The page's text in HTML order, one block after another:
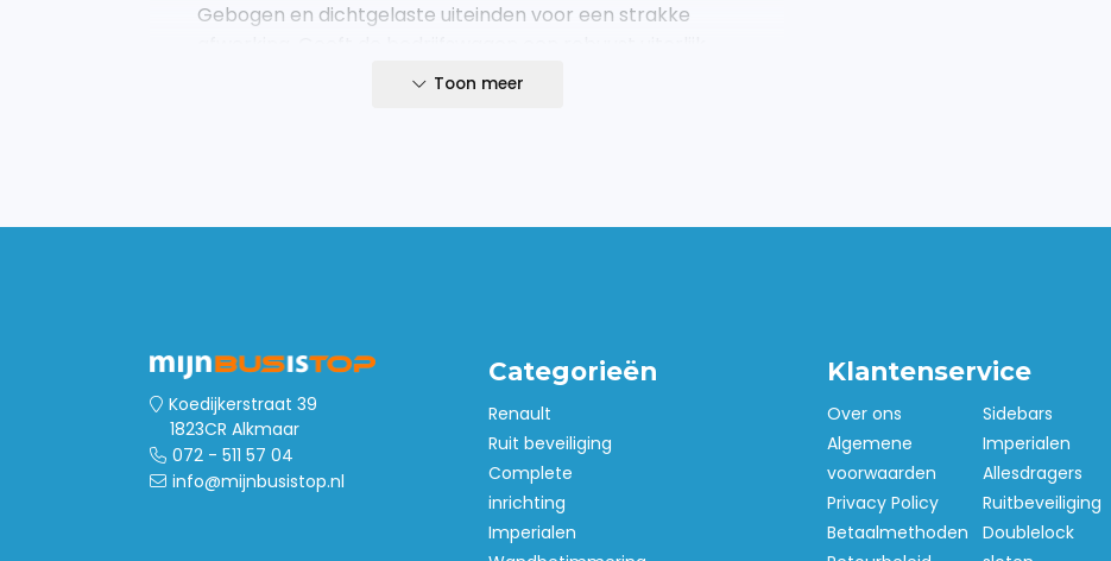
Gebogen en dichtgelaste uiteinden voor een strakke
Veiligheid en functionaliteit
Eenvoudig te monteren op jouw bedrijfswagen. De sidebars
Compleet geleverd
De set sidebars wordt geleverd inclusief montagematerialen
en een montagehandleiding. Heb jij standaard gereedschap?
Dan is de set eenvoudig te monteren.
Toon meer
Koedijkerstraat 39
1823CR Alkmaar
072 - 511 57 04
info@mijnbusistop.nl
Categorieën
Renault
Ruit beveiliging
Complete
inrichting
Imperialen
Klantenservice
Over ons
Algemene
voorwaarden
Privacy Policy
Betaalmethoden
Sidebars
Imperialen
Allesdragers
Ruitbeveiliging
Doublelock